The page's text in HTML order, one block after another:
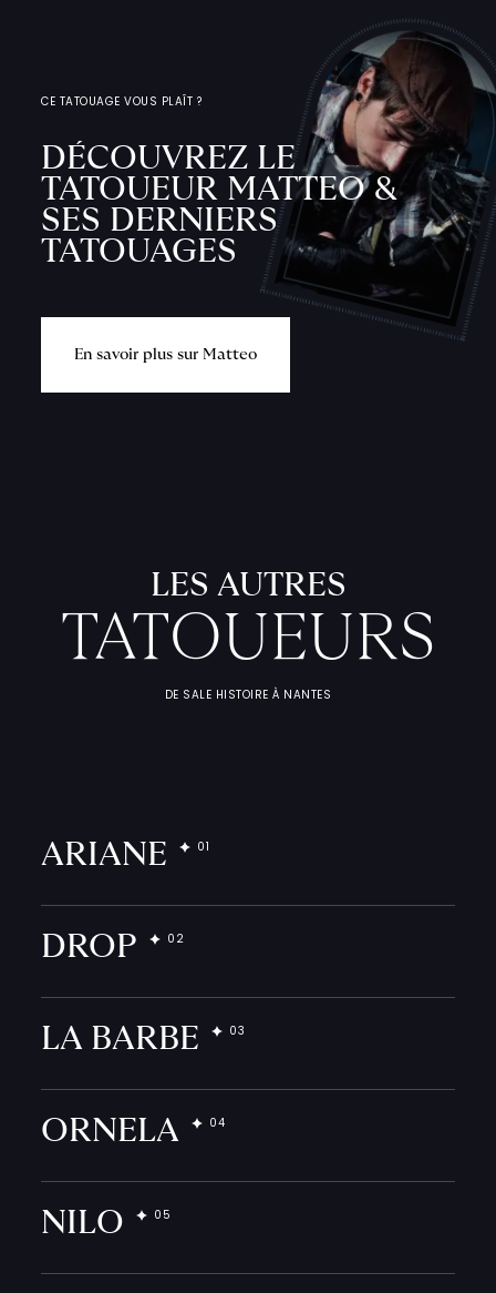
CE TATOUAGE VOUS PLAÎT ?
DÉCOUVREZ LE
TATOUEUR MATTEO &
SES DERNIERS
TATOUAGES
En savoir plus sur Matteo
LES AUTRES
TATOUEURS
DE SALE HISTOIRE À NANTES
ARIANE
DROP
LA BARBE
ORNELA
NILO